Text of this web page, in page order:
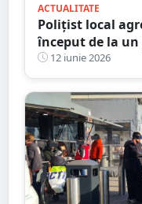
ACTUALITATE
Polițist local
început de la un
12 iunie 2026